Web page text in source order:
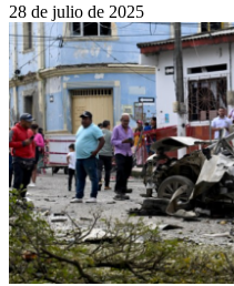
28 de julio de 2025